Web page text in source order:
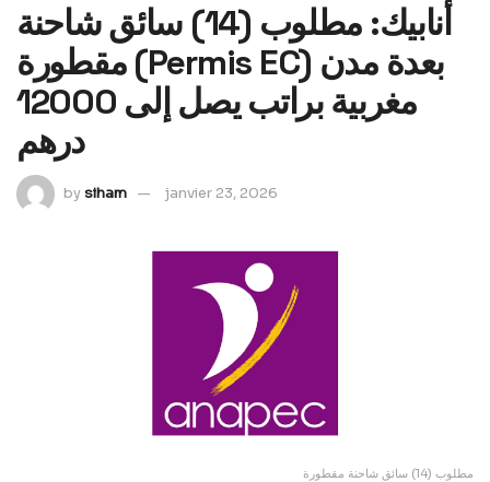
أنابيك: مطلوب (14) سائق شاحنة
مقطورة (Permis EC) بعدة مدن
مغربية براتب يصل إلى 12000
درهم
bysiham janvier 23, 2026
مطلوب (14) سائق شاحنة مقطورة